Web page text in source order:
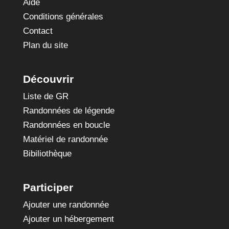
Aide
Conditions générales
Contact
Plan du site
Découvrir
Liste de GR
Randonnées de légende
Randonnées en boucle
Matériel de randonnée
Bibiliothèque
Participer
Ajouter une randonnée
Ajouter un hébergement